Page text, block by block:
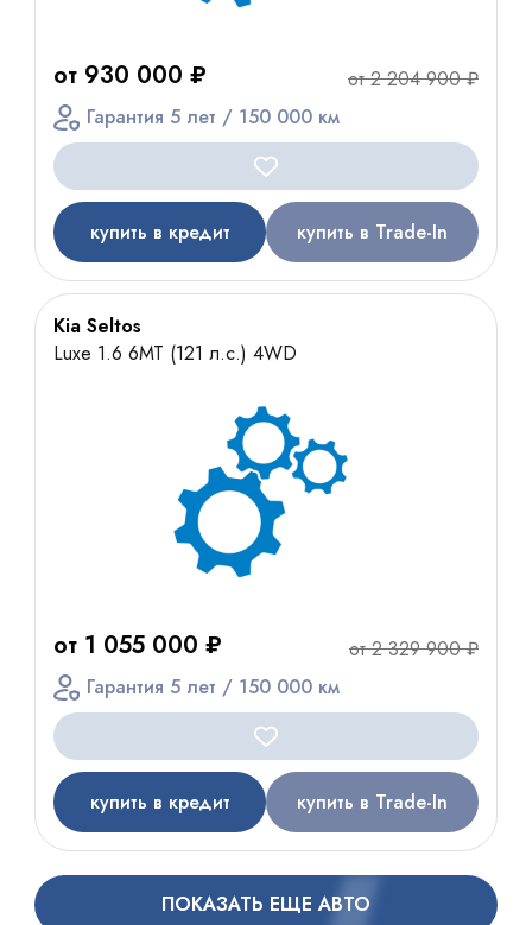
от 930 000 ₽
от 2 204 900 ₽
Гарантия 5 лет / 150 000 км
купить в кредит купить в Trade-In
Kia Seltos
Luxe 1.6 6МТ (121 л.с.) 4WD
от 1 055 000 ₽
от 2 329 900 ₽
Гарантия 5 лет / 150 000 км
купить в кредит купить в Trade-In
ПОКАЗАТЬ ЕЩЕ АВТО